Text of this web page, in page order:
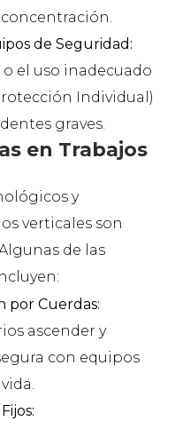
de Seguridad:
el uso inadecuado
Individual)
graves.
en Trabajos
y
verticales son
de las
por Cuerdas:
ascender y
con equipos